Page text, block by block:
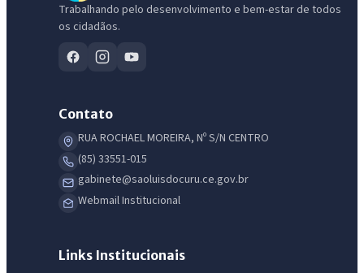
Trabalhando pelo desenvolvimento e bem-estar de todos
os cidadãos.
Contato
RUA ROCHAEL MOREIRA, Nº S/N CENTRO
(85) 33551-015
gabinete@saoluisdocuru.ce.gov.br
Webmail Institucional
Links Institucionais